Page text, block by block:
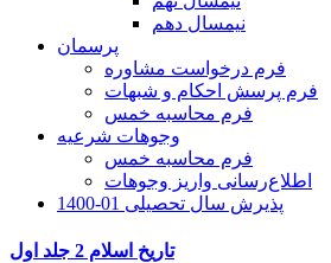
نیمسال دهم
پرسمان
فرم درخواست مشاوره
فرم پرسش احکام و شبهات
فرم محاسبه خمس
وجوهات شرعیه
فرم محاسبه خمس
اطلاع‌رسانی واریز وجوهات
پذیرش سال تحصیلی 01-1400
تاریخ اسلام 2 جلد اول